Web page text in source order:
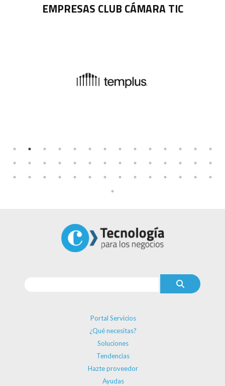
EMPRESAS CLUB CÁMARA TIC
Portal Servicios
¿Qué necesitas?
Soluciones
Tendencias
Hazte proveedor
Ayudas